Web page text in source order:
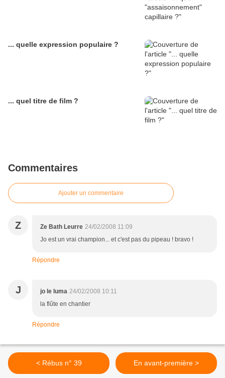
... quelle expression populaire ?
... quel titre de film ?
Commentaires
Ajouter un commentaire
Z Ze Bath Leurre 24/02/2008 11:09
Jo est un vrai champion... et c'est pas du pipeau ! bravo !
Répondre
J jo le luma 24/02/2008 10:11
la flûte en chantier
Répondre
< Rébus n° 39 En avant-première >